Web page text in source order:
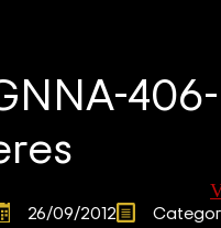
406-
26/09/2012